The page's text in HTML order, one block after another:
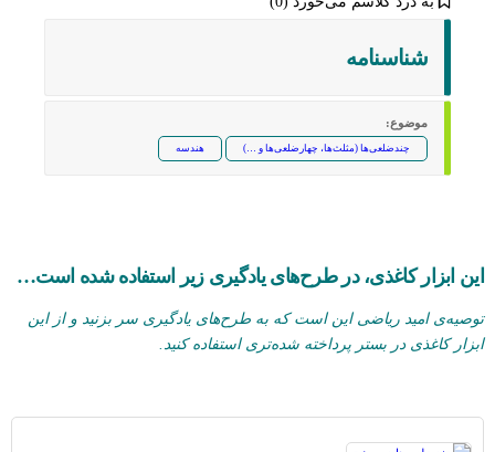
شناسنامه‌
موضوع:
چندضلعی‌‌ها (مثلث‌ها، چهارضلعی‌ها و …) هندسه
این ابزار کاغذی، در طرح‌های یادگیری زیر استفاده شده است…
توصیه‌ی امید ریاضی این است که به طرح‌های یادگیری سر بزنید و از این
ابزار کاغذی در بستر پرداخته شده‌تری استفاده کنید.